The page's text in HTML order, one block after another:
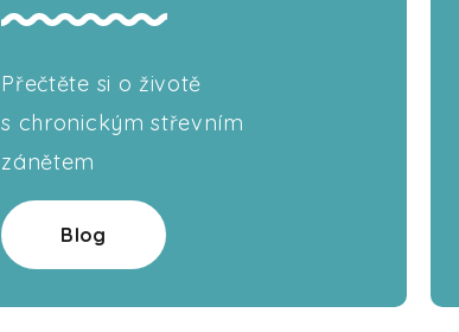
Přečtěte si o životě
s chronickým střevním
zánětem
Blog